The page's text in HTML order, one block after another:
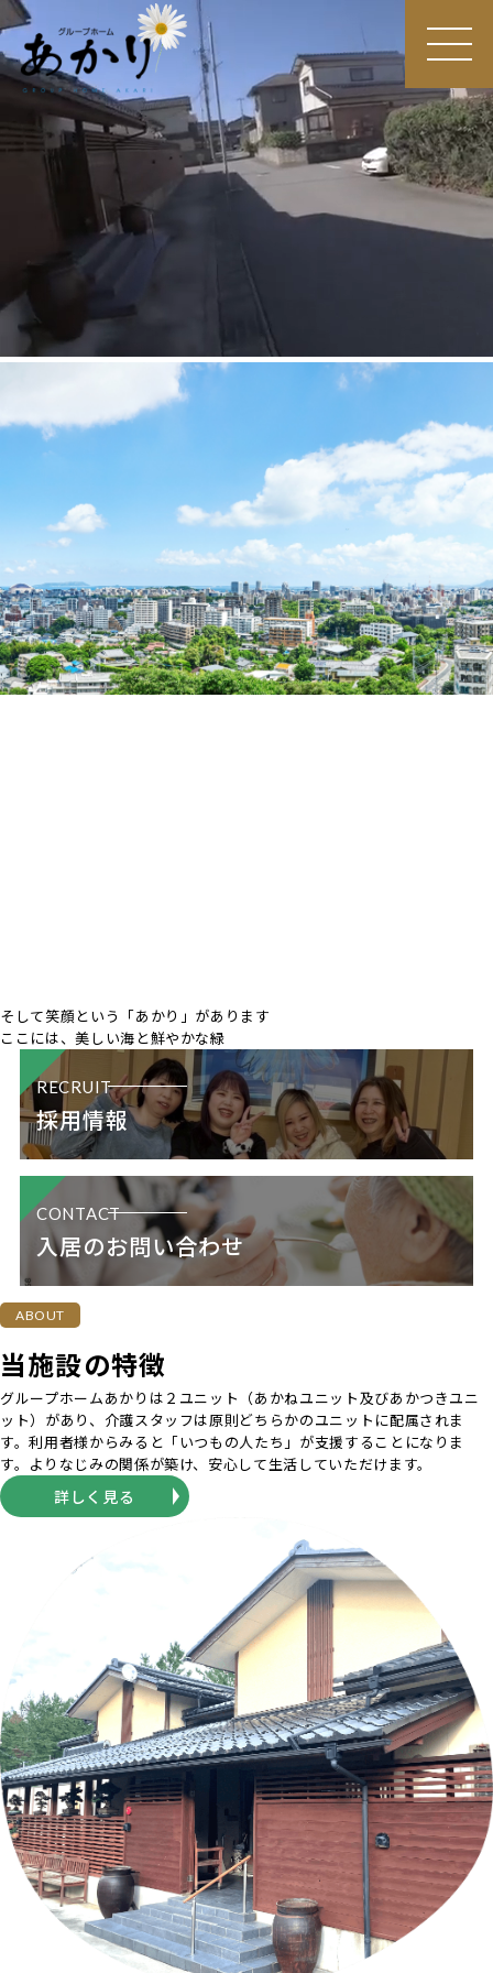
MEN
U
そして笑顔という 「あかり」があります
ここには、美しい海と鮮やかな緑
RECRUIT
採用情報
CONTACT
入居のお問い合わせ
ABOUT
当施設の特徴
グループホームあかりは２ユニット（あかねユニット及びあかつきユニ
ット）があり、介護スタッフは原則どちらかのユニットに配属されま
す。利用者様からみると「いつもの人たち」が支援することになりま
す。よりなじみの関係が築け、安心して生活していただけます。
詳しく見る